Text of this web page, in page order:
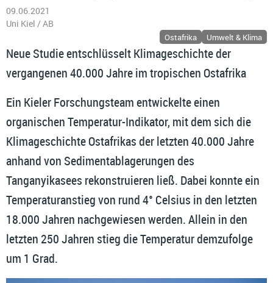
09.06.2021
Uni Kiel / AB
Ostafrika Umwelt & Klima
Neue Studie entschlüsselt Klimageschichte der
vergangenen 40.000 Jahre im tropischen Ostafrika
Ein Kieler Forschungsteam entwickelte einen
organischen Temperatur-Indikator, mit dem sich die
Klimageschichte Ostafrikas der letzten 40.000 Jahre
anhand von Sedimentablagerungen des
Tanganyikasees rekonstruieren ließ. Dabei konnte ein
Temperaturanstieg von rund 4° Celsius in den letzten
18.000 Jahren nachgewiesen werden. Allein in den
letzten 250 Jahren stieg die Temperatur demzufolge
um 1 Grad.